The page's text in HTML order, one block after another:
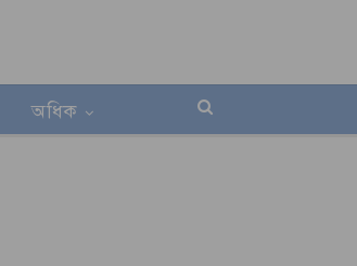
অধিক